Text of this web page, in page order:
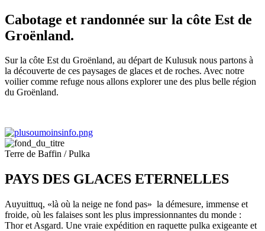
Cabotage et randonnée sur la côte Est de
Groënland.
Sur la côte Est du Groënland, au départ de Kulusuk nous partons à
la découverte de ces paysages de glaces et de roches. Avec notre
voilier comme refuge nous allons explorer une des plus belle région
du Groënland.
Terre de Baffin / Pulka
PAYS DES GLACES ETERNELLES
Auyuittuq, «là où la neige ne fond pas» la démesure, immense et
froide, où les falaises sont les plus impressionnantes du monde :
Thor et Asgard. Une vraie expédition en raquette pulka exigeante et